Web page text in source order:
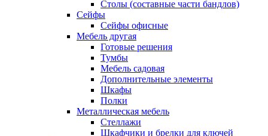
Столы (составные части бандлов)
Сейфы
Сейфы офисные
Мебель другая
Готовые решения
Тумбы
Мебель садовая
Дополнительные элементы
Шкафы
Полки
Металлическая мебель
Стеллажи
Шкафчики и брелки для ключей